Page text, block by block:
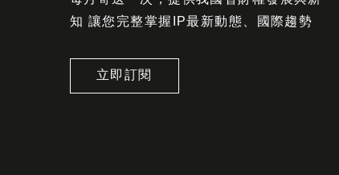
知 讓您完整掌握IP最新動態、國際趨勢
立即訂閱